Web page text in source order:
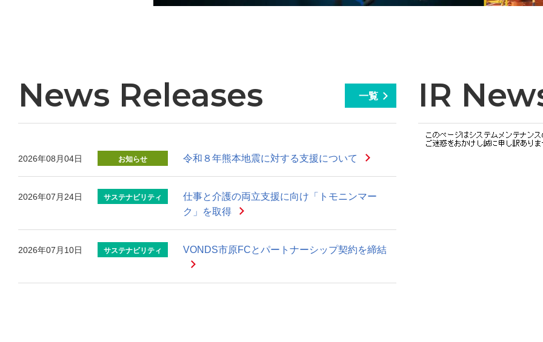
News Releases 一覧
2026年08月04日 お知らせ 令和８年熊本地震に対する支援について
2026年07月24日 サステナビリティ
仕事と介護の両立支援に向け「トモニンマー
ク」を取得
2026年07月10日 サステナビリティ VONDS市原FCとパートナーシップ契約を締結
IR